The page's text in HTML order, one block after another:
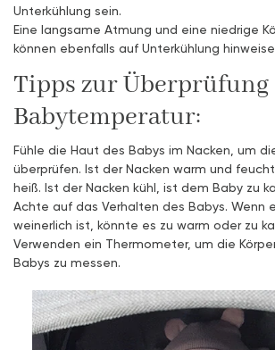
Unterkühlung sein.
Eine langsame Atmung und eine niedrige
können ebenfalls auf Unterkühlung
Tipps zur Überprüfung
Babytemperatur:
Fühle die Haut des Babys im Nacken, um
überprüfen. Ist der Nacken warm und
heiß. Ist der Nacken kühl, ist dem Baby zu
Achte auf das Verhalten des Babys. Wenn
weinerlich ist, könnte es zu warm oder zu
Verwenden ein Thermometer, um die
Babys zu messen.